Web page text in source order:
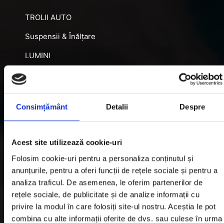
Consimțământ Detalii Despre
Acest site utilizează cookie-uri
Folosim cookie-uri pentru a personaliza conținutul și
anunțurile, pentru a oferi funcții de rețele sociale și pentru a
analiza traficul. De asemenea, le oferim partenerilor de
rețele sociale, de publicitate și de analize informații cu
privire la modul în care folosiți site-ul nostru. Aceștia le pot
combina cu alte informații oferite de dvs. sau culese în urma
TROLII AUTO
Suspensii & Înălțare
LUMINI
SNORKEL AUTO
DIFERENȚIALE BLOCABILE
Informatii utile
Informatii Livrare